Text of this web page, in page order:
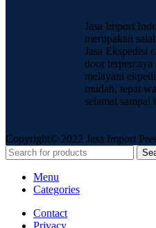
Jasa Import
merupakan
Jasa Ekspedisi
door
melayani
mudah, tepat
selamat sampai
Copyright© 2022 Jasa Import
Menu
Categories
Contact